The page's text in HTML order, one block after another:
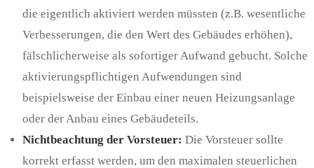
die eigentlich aktiviert werden müssten (z.B. wesentliche
Verbesserungen, die den Wert des Gebäudes erhöhen),
fälschlicherweise als sofortiger Aufwand gebucht. Solche
aktivierungspflichtigen Aufwendungen sind
beispielsweise der Einbau einer neuen Heizungsanlage
oder der Anbau eines Gebäudeteils.
Nichtbeachtung der Vorsteuer: Die Vorsteuer sollte
korrekt erfasst werden, um den maximalen steuerlichen